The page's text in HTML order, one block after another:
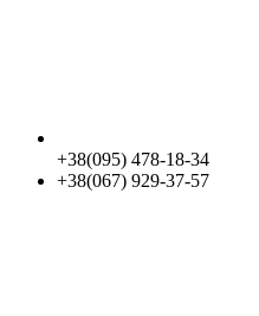
+38(095) 478-18-34
+38(067) 929-37-57